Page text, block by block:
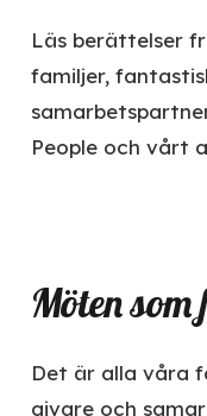
Läs berättelser
familjer,
People och vårt
Möten
Det är alla våra
givare och